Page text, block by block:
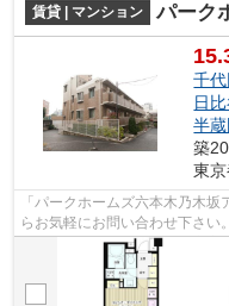
賃貸 | マンション パークホー
千
日
半
築
東
「パークホームズ六本木乃木
らお気軽にお問い合わせ下さい
などが備わっておりとても充実